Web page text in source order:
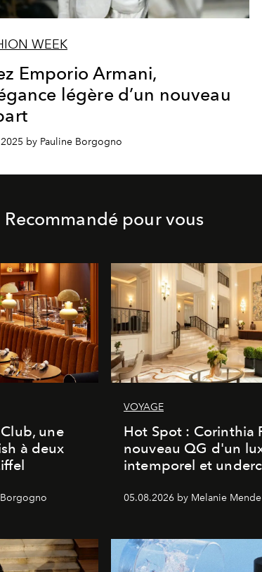
WEEK
Emporio Armani,
légère d’un nouveau
by Pauline Borgogno
Recommandé pour vous
une
à deux
VOYAGE
Hot Spot : Corinthia
nouveau QG d'un
intemporel et
05.08.2026 by Melanie